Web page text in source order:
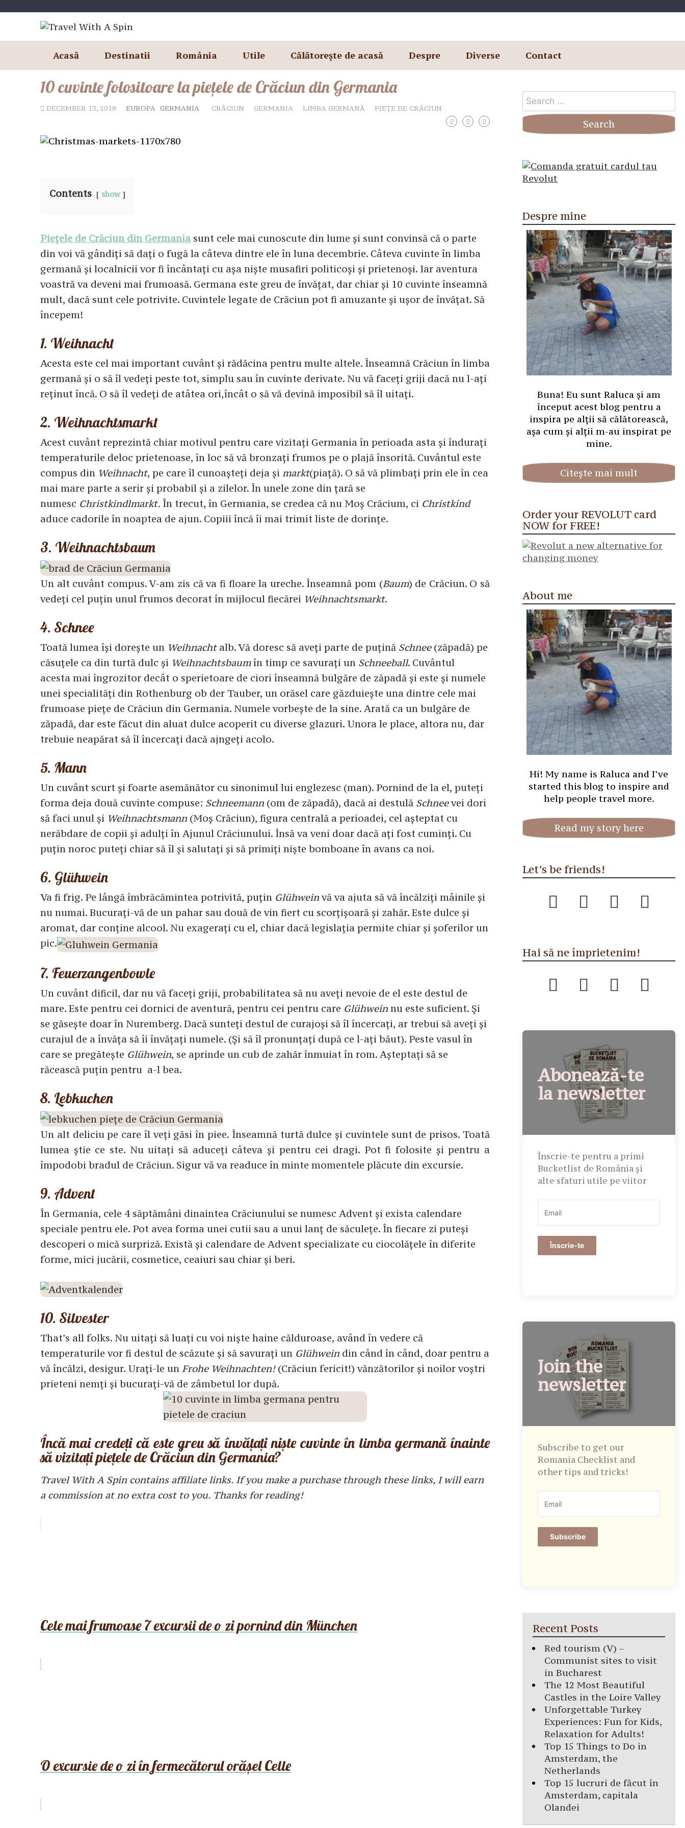
Acasă Destinatii România Utile Călătorește de acasă Despre Diverse Contact
10 cuvinte folositoare la piețele de Crăciun din Germania
DECEMBER 13, 2018 EUROPA GERMANIA CRĂCIUN GERMANIA LIMBA GERMANĂ PIEȚE DE CRĂCIUN
Contents show
Piețele de Crăciun din Germania sunt cele mai cunoscute din lume și sunt convinsă că o parte
din voi vă gândiți să dați o fugă la câteva dintre ele în luna decembrie. Câteva cuvinte în limba
germană și localnicii vor fi încântați cu așa niște musafiri politicoși și prietenoși. Iar aventura
voastră va deveni mai frumoasă. Germana este greu de învățat, dar chiar și 10 cuvinte înseamnă
mult, dacă sunt cele potrivite. Cuvintele legate de Crăciun pot fi amuzante și ușor de învățat. Să
începem!
1. Weihnacht
Acesta este cel mai important cuvânt și rădăcina pentru multe altele. Înseamnă Crăciun în limba
germană și o să îl vedeți peste tot, simplu sau în cuvinte derivate. Nu vă faceți griji dacă nu l-ați
reținut încă. O să îl vedeți de atâtea ori,încât o să vă devină imposibil să îl uitați.
2. Weihnachtsmarkt
Acest cuvânt reprezintă chiar motivul pentru care vizitați Germania în perioada asta și îndurați
temperaturile deloc prietenoase, în loc să vă bronzați frumos pe o plajă însorită. Cuvântul este
compus din Weihnacht, pe care îl cunoașteți deja și markt(piață). O să vă plimbați prin ele în cea
mai mare parte a serir și probabil și a zilelor. În unele zone din țară se
numesc Christkindlmarkt. În trecut, în Germania, se credea că nu Moș Crăcium, ci Christkind
aduce cadorile în noaptea de ajun. Copiii încă îi mai trimit liste de dorințe.
3. Weihnachtsbaum
Un alt cuvânt compus. V-am zis că va fi floare la ureche. Înseamnă pom (Baum) de Crăciun. O să
vedeți cel puțin unul frumos decorat în mijlocul fiecărei Weihnachtsmarkt.
4. Schnee
Toată lumea își dorește un Weihnachtalb. Vă doresc să aveți parte de puțină Schnee(zăpadă) pe
căsuțele ca din turtă dulc și Weihnachtsbaumîn timp ce savurați un Schneeball. Cuvântul
acesta mai îngrozitor decât o sperietoare de ciori înseamnă bulgăre de zăpadă și este și numele
unei specialități din Rothenburg ob der Tauber, un orăsel care găzduiește una dintre cele mai
frumoase piețe de Crăciun din Germania. Numele vorbește de la sine. Arată ca un bulgăre de
zăpadă, dar este făcut din aluat dulce acoperit cu diverse glazuri. Unora le place, altora nu, dar
trebuie neapărat să îl încercați dacă ajngeți acolo.
5. Mann
Un cuvânt scurt și foarte asemănător cu sinonimul lui englezesc (man). Pornind de la el, puteți
forma deja două cuvinte compuse: Schneemann (om de zăpadă), dacă ai destulă Schneevei dori
să faci unul și Weihnachtsmann (Moș Crăciun), figura centrală a perioadei, cel așteptat cu
nerăbdare de copii și adulți în Ajunul Crăciunului. Însă va veni doar dacă ați fost cuminți. Cu
puțin noroc puteți chiar să îl și salutați și să primiți niște bomboane în avans ca noi.
6. Glühwein
Va fi frig. Pe lângă îmbrăcămintea potrivită, puțin Glühweinvă va ajuta să vă încălziți mâinile și
nu numai. Bucurați-vă de un pahar sau două de vin fiert cu scorțișoară și zahăr. Este dulce și
aromat, dar conține alcool. Nu exagerați cu el, chiar dacă legislația permite chiar și șoferilor un
pic.
7. Feuerzangenbowle
Un cuvânt dificil, dar nu vă faceți griji, probabilitatea să nu aveți nevoie de el este destul de
mare. Este pentru cei dornici de aventură, pentru cei pentru care Glühwein nu este suficient. Și
se găsește doar în Nuremberg. Dacă sunteți destul de curajoși să îl încercați, ar trebui să aveți și
curajul de a învăța să îi învățați numele. (Și să îl pronunțați după ce l-ați băut). Peste vasul în
care se pregătește Glühwein, se aprinde un cub de zahăr înmuiat în rom. Așteptați să se
răcească puțin pentru a-l bea.
8. Lebkuchen
Un alt deliciu pe care îl veți găsi în piee. Înseamnă turtă dulce și cuvintele sunt de prisos. Toată
lumea știe ce ste. Nu uitați să aduceți câteva și pentru cei dragi. Pot fi folosite și pentru a
împodobi bradul de Crăciun. Sigur vă va readuce în minte momentele plăcute din excursie.
9. Advent
În Germania, cele 4 săptămâni dinaintea Crăciunului se numesc Advent și exista calendare
speciale pentru ele. Pot avea forma unei cutii sau a unui lanț de săculețe. În fiecare zi puteși
descoperi o mică surpriză. Există și calendare de Advent specializate cu ciocolățele în diferite
forme, mici jucării, cosmetice, ceaiuri sau chiar și beri.
10. Silvester
That’s all folks. Nu uitați să luați cu voi niște haine călduroase, având în vedere că
temperaturile vor fi destul de scăzute și să savurați un Glühwein din când în când, doar pentru a
vă încălzi, desigur. Urați-le un Frohe Weihnachten!(Crăciun fericit!) vănzătorilor și noilor voștri
prieteni nemți și bucurați-vă de zâmbetul lor după.
Încă mai credeți că este greu să învățați niște cuvinte în limba germană înainte
să vizitați piețele de Crăciun din Germania?
Travel With A Spin contains affiliate links. If you make a purchase through these links, I will earn
a commission at no extra cost to you. Thanks for reading!
Cele mai frumoase 7 excursii de o zi pornind din München
O excursie de o zi în fermecătorul orășel Celle
Search
for:
Despre mine
Buna! Eu sunt Raluca și am
început acest blog pentru a
inspira pe alții să călătorească,
așa cum și alții m-au inspirat pe
mine.
Citește mai mult
Order your REVOLUT card
NOW for FREE!
About me
Hi! My name is Raluca and I’ve
started this blog to inspire and
help people travel more.
Read my story here
Let’s be friends!
Hai să ne împrietenim!
Abonează-te
la newsletter
Înscrie-te pentru a primi
Bucketlist de România și
alte sfaturi utile pe viitor
Înscrie-te
Join the
newsletter
Subscribe to get our
Romania Checklist and
other tips and tricks!
Subscribe
Recent Posts
Red tourism (V) –
Communist sites to visit
in Bucharest
The 12 Most Beautiful
Castles in the Loire Valley
Unforgettable Turkey
Experiences: Fun for Kids,
Relaxation for Adults!
Top 15 Things to Do in
Amsterdam, the
Netherlands
Top 15 lucruri de făcut în
Amsterdam, capitala
Olandei